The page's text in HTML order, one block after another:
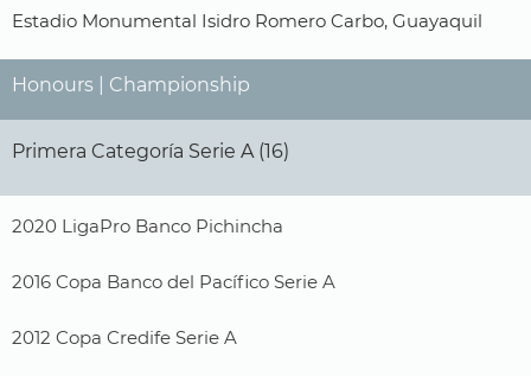
Estadio Monumental Isidro Romero Carbo, Guayaquil
Honours | Championship
Primera Categoría Serie A (16)
2020 LigaPro Banco Pichincha
2016 Copa Banco del Pacífico Serie A
2012 Copa Credife Serie A